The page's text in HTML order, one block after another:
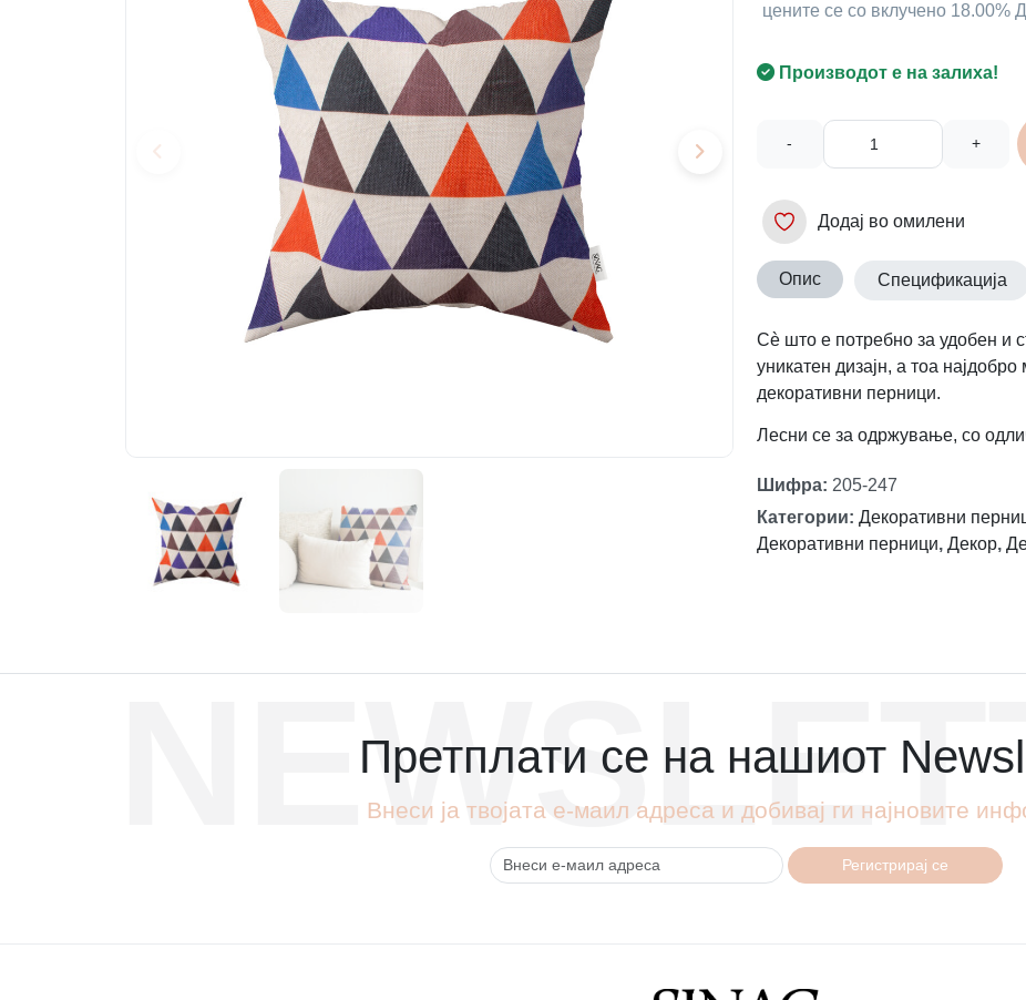
цените се со вклучено 18.00%
Производот е на залиха!
- +
Додај во омилени
Опис Спецификација
Сè што е потребно за удобен и
уникатен дизајн, а тоа
декоративни перници.
Лесни се за одржување, со
Шифра: 205-247
Категории: Декоративни
Декоративни перници, Декор,
Претплати се на нашиот
Внеси ја твојата е-маил адреса и добивај ги најновите
Регистрирај се